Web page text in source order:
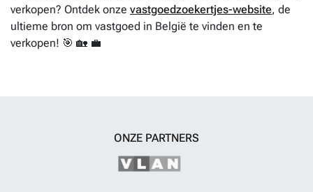
verkopen? Ontdek onze vastgoedzoekertjes-website, de
ultieme bron om vastgoed in België te vinden en te
verkopen! 🎯 🏡 💼
ONZE PARTNERS